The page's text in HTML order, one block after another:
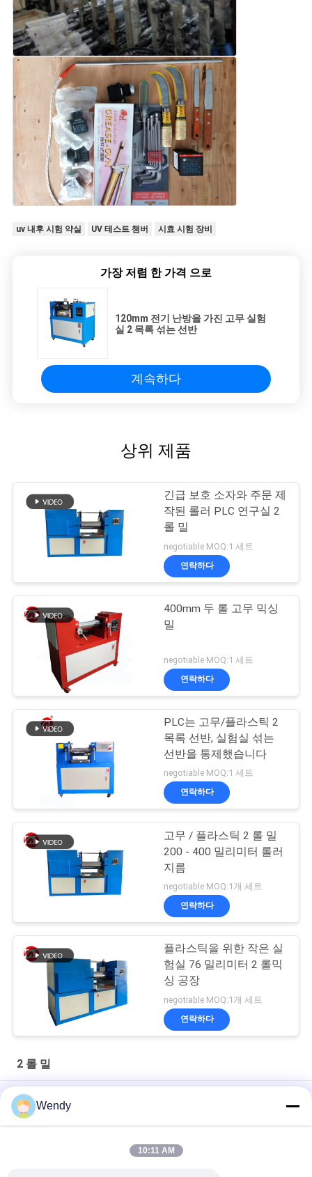
uv 내후 시험 약실 UV 테스트 챔버 시효 시험 장비
가장 저렴 한 가격 으로
120mm 전기 난방을 가진 고무 실험
실 2 목록 섞는 선반
계속하다
상위 제품
긴급 보호 소자와 주문 제
작된 롤러 PLC 연구실 2
롤 밀
negotiable MOQ:1 세트
연락하다
400mm 두 롤 고무 믹싱
밀
negotiable MOQ:1 세트
연락하다
PLC는 고무/플라스틱 2
목록 선반, 실험실 섞는
선반을 통제했습니다
negotiable MOQ:1 세트
연락하다
고무 / 플라스틱 2 롤 밀
200 - 400 밀리미터 롤러
지름
negotiable MOQ:1개 세트
연락하다
플라스틱을 위한 작은 실
험실 76 밀리미터 2 롤믹
싱 공장
negotiable MOQ:1개 세트
연락하다
2 롤 밀
인간화 된 PLC 제어 14 인치 랩 2 롤 밀
실험실 사용을 가진 플라스틱과 고무를 위한 12inch 16inch 2개의
Wendy
10:11 AM